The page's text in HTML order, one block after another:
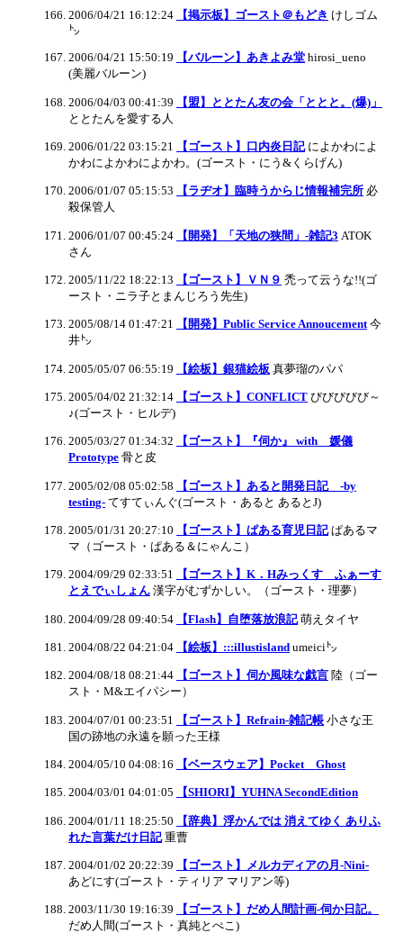
2006/04/21 16:12:24 【掲示板】ゴースト＠もどき けしゴム
㌧
2006/04/21 15:50:19 【バルーン】あきよみ堂 hirosi_ueno
(美麗バルーン)
2006/04/03 00:41:39
【盟】ととたん友の会「ととと。(爆)」
ととたんを愛する人
2006/01/22 03:15:21 【ゴースト】口内炎日記 によかわによ
かわによかわによかわ。(ゴースト・にう&くらげん)
2006/01/07 05:15:53 【ラヂオ】臨時うからじ情報補完所 必
殺保管人
2006/01/07 00:45:24 【開発】「天地の狭間」-雑記3 ATOK
さん
2005/11/22 18:22:13 【ゴースト】ＶＮ９ 禿って云うな!!(ゴ
ースト・ニラ子とまんじろう先生)
2005/08/14 01:47:21 【開発】Public Service Annoucement 今
井㌧
2005/05/07 06:55:19 【絵板】銀猫絵板 真夢瑠のパパ
2005/04/02 21:32:14 【ゴースト】CONFLICT びびびびび～
♪(ゴースト・ヒルデ)
2005/03/27 01:34:32
【ゴースト】『伺か』 with 媛儀
Prototype 骨と皮
2005/02/08 05:02:58
【ゴースト】あると開発日記 -by
testing- てすてぃんぐ(ゴースト・あると あるとJ)
2005/01/31 20:27:10 【ゴースト】ぱある育児日記 ぱあるマ
マ（ゴースト・ぱある＆にゃんこ）
2004/09/29 02:33:51
【ゴースト】K．Hみっくす ふぁーす
とえでぃしょん 漢字がむずかしい。（ゴースト・理夢）
2004/09/28 09:40:54 【Flash】自堕落放浪記 萌えタイヤ
2004/08/22 04:21:04 【絵板】:::illustisland umeici㌧
2004/08/18 08:21:44 【ゴースト】伺か風味な戯言 陸（ゴー
スト・M&エイパシー）
2004/07/01 00:23:51 【ゴースト】Refrain-雑記帳 小さな王
国の跡地の永遠を願った王様
2004/05/10 04:08:16 【ベースウェア】Pocket Ghost
2004/03/01 04:01:05 【SHIORI】YUHNA SecondEdition
2004/01/11 18:25:50
【辞典】浮かんでは 消えてゆく ありふ
れた言葉だけ日記 重曹
2004/01/02 20:22:39
【ゴースト】メルカディアの月-Nini-
あどにす(ゴースト・ティリア マリアン等)
2003/11/30 19:16:39
【ゴースト】だめ人間計画-伺か日記。
だめ人間(ゴースト・真純とぺこ)